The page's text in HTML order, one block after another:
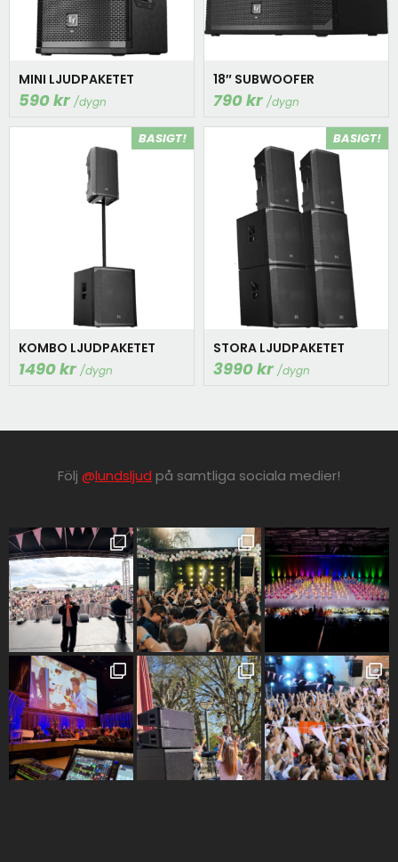
Miljöbelysning
Moving Heads
Ljusbord
Ljustativ
FX
Rökmaskin
Hazer
Geyser
Pyro
Konfettikanon
Controller
Tillbehör
SCEN
Scener
Scenpodier
Tross
MINI LJUDPAKETET
590kr
18″ SUBWOOFER
790kr
BASIGT!
KOMBO LJUDPAKETET
1490kr
BASIGT!
STORA LJUDPAKETET
3990kr
Följ @lundsljud på samtliga sociala medier!